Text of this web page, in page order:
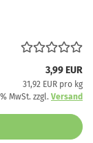
3,99 EUR
31,92 EUR pro kg
MwSt. zzgl. Versand